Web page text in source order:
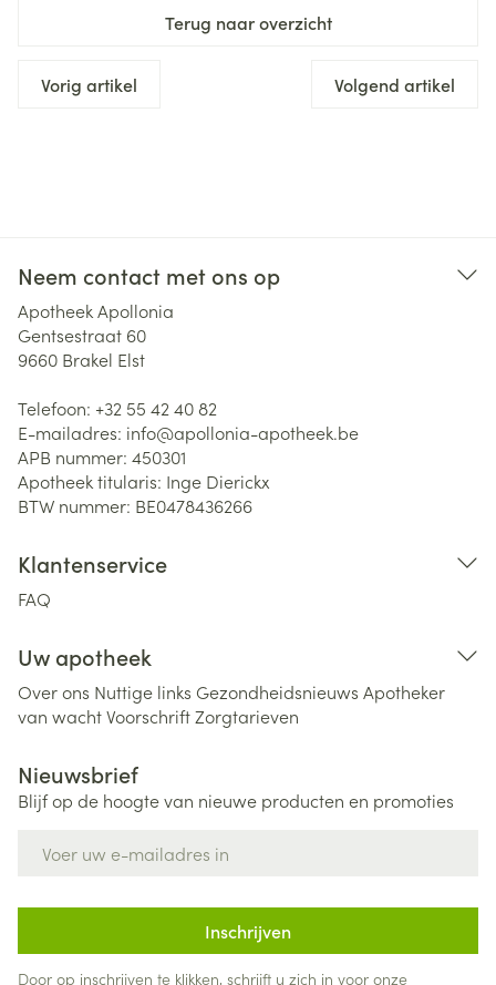
Terug naar overzicht
Vorig artikel Volgend artikel
Neem contact met ons op
Apotheek Apollonia
Gentsestraat 60
9660 Brakel Elst
Telefoon: +32 55 42 40 82
E-mailadres: info@apollonia-apotheek.be
APB nummer: 450301
Apotheek titularis: Inge Dierickx
BTW nummer: BE0478436266
Klantenservice
FAQ
Uw apotheek
Over ons Nuttige links Gezondheidsnieuws Apotheker
van wachtVoorschriftZorgtarieven
Nieuwsbrief
Blijf op de hoogte van nieuwe producten en promoties
Inschrijven
Door op inschrijven te klikken, schrijft u zich in voor onze